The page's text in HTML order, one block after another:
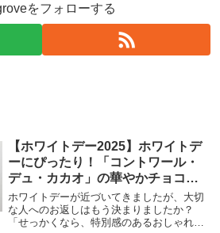
をフォローする
【ホワイトデー2025】ホワイトデ
ーにぴったり！「コントワール・
デュ・カカオ」の華やかチョコレ
ートアソート
ホワイトデーが近づいてきましたが、大切
な人へのお返しはもう決まりましたか？
「せっかくなら、特別感のあるおしゃれな